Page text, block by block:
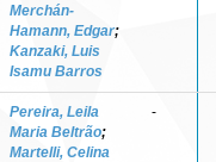
Merchán-
Hamann, Edgar;
Kanzaki, Luis
Isamu Barros
Pereira, Leila
Maria Beltrão;
Martelli, Celina
-